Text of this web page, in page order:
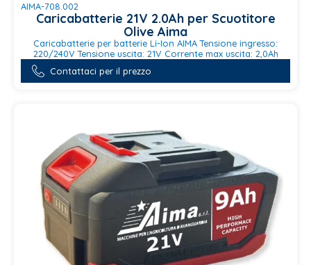
AIMA-708.002
Caricabatterie 21V 2.0Ah per Scuotitore
Olive Aima
Caricabatterie per batterie Li-Ion AIMA Tensione ingresso:
220/240V Tensione uscita: 21V Corrente max uscita: 2,0Ah
Contattaci per il prezzo